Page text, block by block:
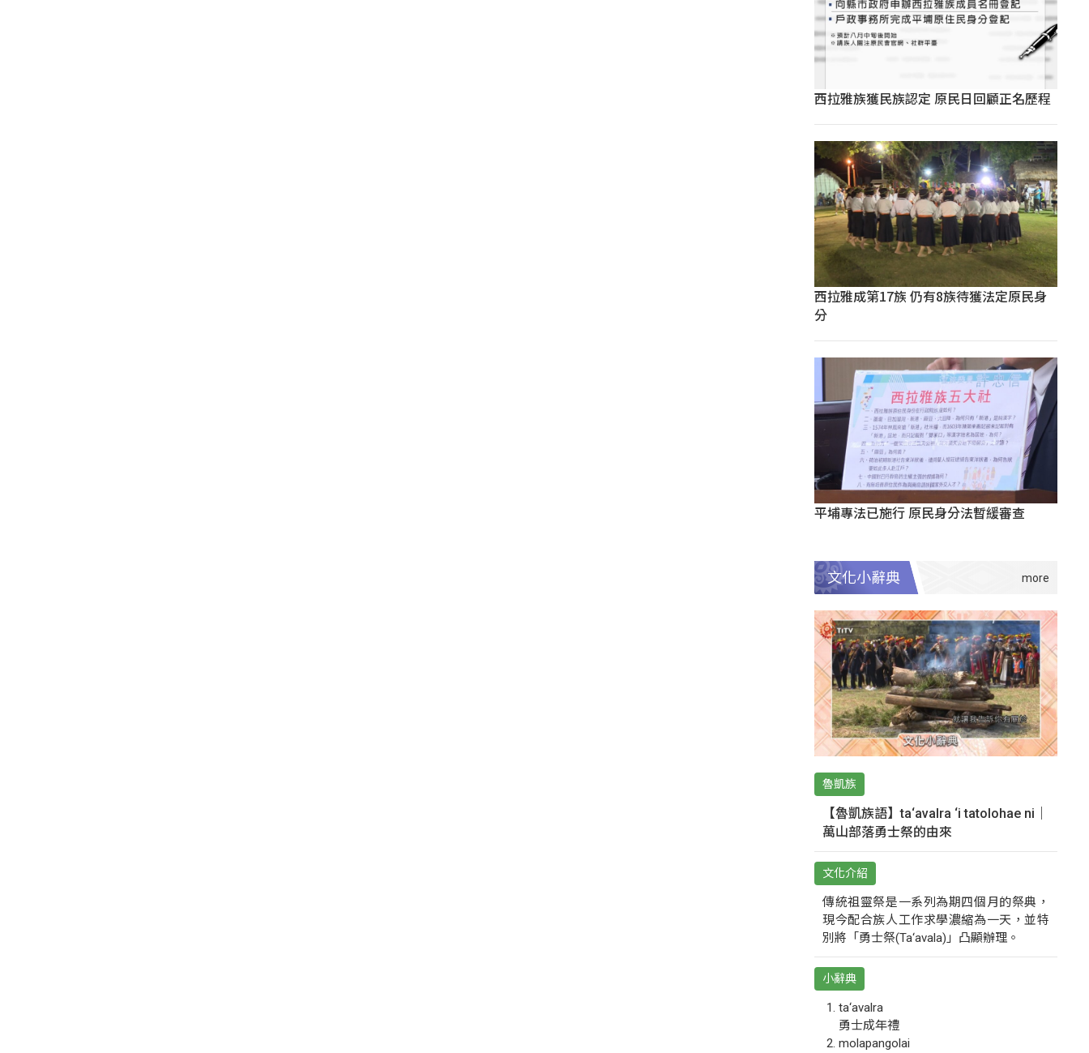
西拉雅族獲民族認定 原民日回顧正名歷程
西拉雅成第17族 仍有8族待獲法定原民身
分
平埔專法已施行 原民身分法暫緩審查
文化小辭典
魯凱族
【魯凱族語】ta‘avalra ‘i tatolohae ni｜
萬山部落勇士祭的由來
文化介紹
傳統祖靈祭是一系列為期四個月的祭典，
現今配合族人工作求學濃縮為一天，並特
別將「勇士祭(Ta‘avala)」凸顯辦理。
小辭典
ta‘avalra
勇士成年禮
molapangolai